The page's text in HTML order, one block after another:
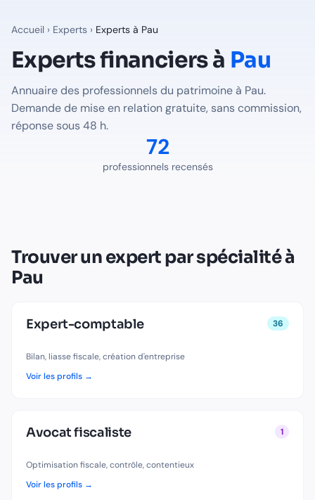
professionnels du patrimoine recensés à
Professions disponibles à
Avocat FiscalisteàPau-1professionnel(s) recensé(s)
NotaireàPau- 35professionnel(s) recensé(s)
Trouver le bon expert pour votre situation à
Voir tous les professionnels recensés en France
Accueil › Experts › Experts à Pau
Experts financiers à Pau
Annuaire des professionnels du patrimoine à Pau.
Demande de mise en relation gratuite, sans commission,
réponse sous 48 h.
72
professionnels recensés
Trouver un expert par spécialité à
Pau
Expert-comptable 36
Bilan, liasse fiscale, création d'entreprise
Voir les profils →
Avocat fiscaliste 1
Optimisation fiscale, contrôle, contentieux
Voir les profils →